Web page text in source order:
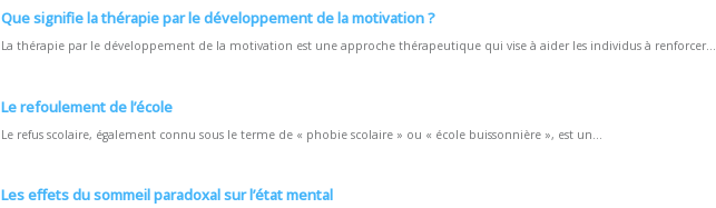
Que signifie la thérapie par le développement de la motivation ?
La thérapie par le développement de la motivation est une approche thérapeutique qui vise à aider les individus à renforcer...
Le refoulement de l’école
Le refus scolaire, également connu sous le terme de « phobie scolaire » ou « école buissonnière », est un...
Les effets du sommeil paradoxal sur l’état mental